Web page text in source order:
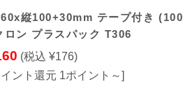
縦100+30mm テープ付き (100
ロン プラスパック T306
(税込 ¥176)
イント還元 1ポイント～]